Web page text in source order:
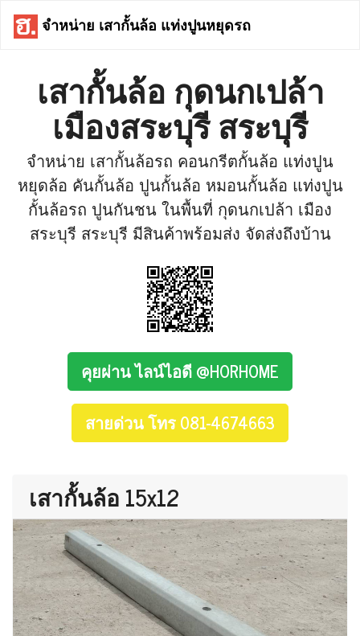
จำหน่าย เสากั้นล้อ แท่งปูนหยุดรถ
เสากั้นล้อ กุดนกเปล้า
เมืองสระบุรี สระบุรี
จำหน่าย เสากั้นล้อรถ คอนกรีตกั้นล้อ แท่งปูน
หยุดล้อ คันกั้นล้อ ปูนกั้นล้อ หมอนกั้นล้อ แท่งปูน
กั้นล้อรถ ปูนกันชน ในพื้นที่ กุดนกเปล้า เมือง
สระบุรี สระบุรี มีสินค้าพร้อมส่ง จัดส่งถึงบ้าน
คุยผ่าน ไลน์ไอดี @HORHOME
สายด่วน โทร 081-4674663
เสากั้นล้อ 15x12